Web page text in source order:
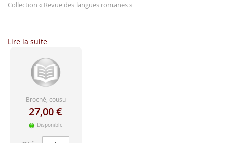
de
Collection « Revue des langues romanes »
Lire la suite
Broché, cousu
27,00 €
Disponible